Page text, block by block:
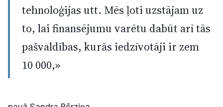
tehnoloģijas utt. Mēs ļoti uzstājam uz
to, lai finansējumu varētu dabūt arī tās
pašvaldības, kurās iedzīvotāji ir zem
10 000,»